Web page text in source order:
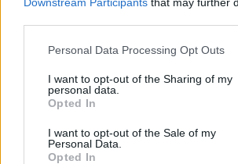
Please note that this website/app uses one
not limited to your visit or usage behaviour.
grant or deny consent to Google and its
use your data for below specified purposes
consent section.
Personal Data Processing Opt Outs
I want to opt-out of the Sharing of my
personal data.
Opted In
I want to opt-out of the Sale of my
Personal Data.
Opted In